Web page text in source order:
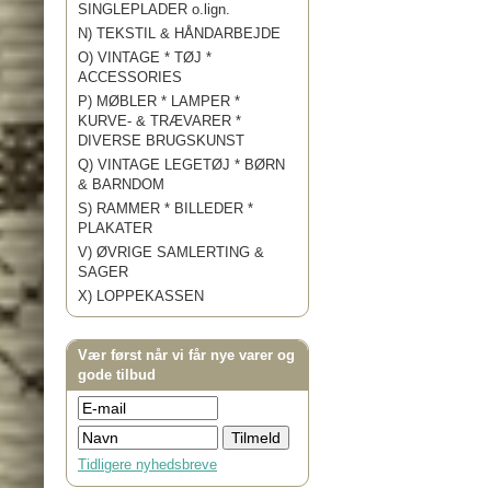
SINGLEPLADER o.lign.
N) TEKSTIL & HÅNDARBEJDE
O) VINTAGE * TØJ *
ACCESSORIES
P) MØBLER * LAMPER *
KURVE- & TRÆVARER *
DIVERSE BRUGSKUNST
Q) VINTAGE LEGETØJ * BØRN
& BARNDOM
S) RAMMER * BILLEDER *
PLAKATER
V) ØVRIGE SAMLERTING &
SAGER
X) LOPPEKASSEN
Vær først når vi får nye varer og
gode tilbud
Tidligere nyhedsbreve